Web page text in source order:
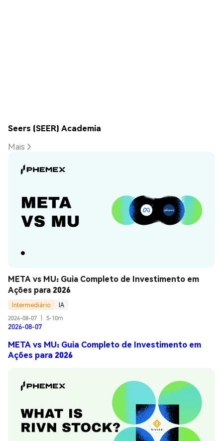
Seers (SEER) Academia
Mais
META vs MU: Guia Completo de Investimento em
Ações para 2026
Intermediário
IA
2026-08-07
5-10m
2026-08-07
META vs MU: Guia Completo de Investimento em
Ações para 2026